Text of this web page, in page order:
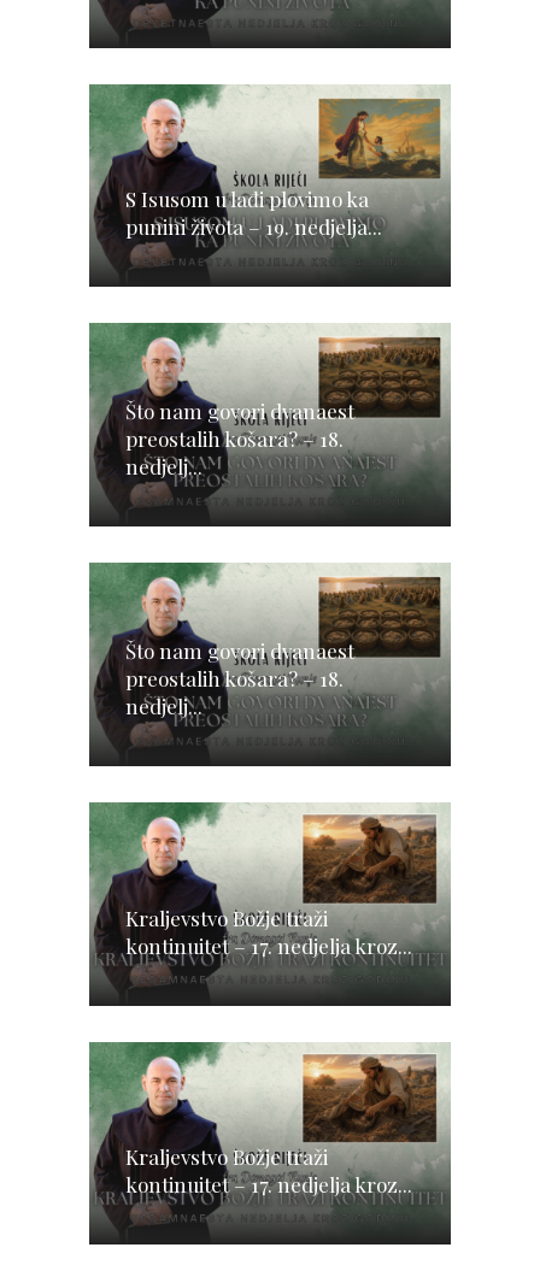
S Isusom u lađi plovimo ka
punini života – 19. nedjelja...
Što nam govori dvanaest
preostalih košara? – 18.
nedjelj...
Što nam govori dvanaest
preostalih košara? – 18.
nedjelj...
Kraljevstvo Božje traži
kontinuitet – 17. nedjelja kroz...
Kraljevstvo Božje traži
kontinuitet – 17. nedjelja kroz...